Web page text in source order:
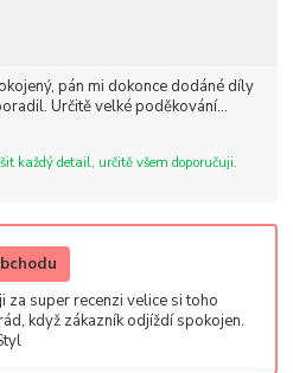
pán mi dokonce dodáné díly
Určitě velké poděkování...
každý detail, určitě všem doporučuji.
za super recenzi velice si toho
když zákazník odjíždí spokojen.